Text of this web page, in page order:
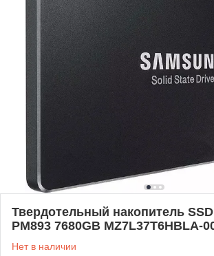
Твердотельный накопитель
PM893 7680GB MZ7L37T6HBLA-
Нет в наличии